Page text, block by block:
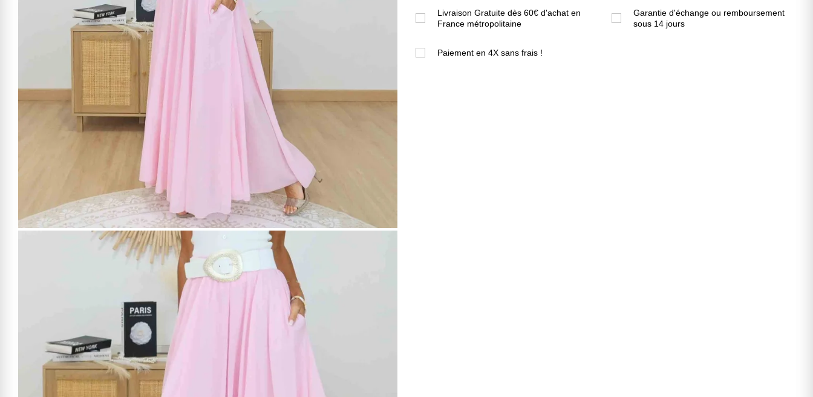
Livraison Gratuite dès 60€ d'achat en
France métropolitaine
Garantie d'échange ou remboursement
sous 14 jours
Paiement en 4X sans frais !